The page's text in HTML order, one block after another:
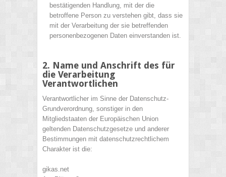
bestätigenden Handlung, mit der die
betroffene Person zu verstehen gibt, dass sie
mit der Verarbeitung der sie betreffenden
personenbezogenen Daten einverstanden ist.
2. Name und Anschrift des für
die Verarbeitung
Verantwortlichen
Verantwortlicher im Sinne der Datenschutz-
Grundverordnung, sonstiger in den
Mitgliedstaaten der Europäischen Union
geltenden Datenschutzgesetze und anderer
Bestimmungen mit datenschutzrechtlichem
Charakter ist die:
gikas.net